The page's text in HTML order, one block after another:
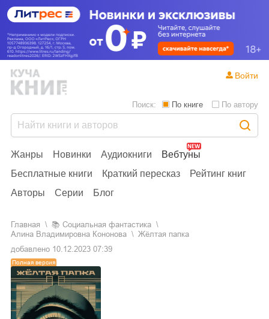
Жанры Новинки Аудиокниги
Вебтуны
Бесплатные книги
Краткий пересказ
Рейтинг книг
Авторы
Серии Блог
Поиск: По книге По автору
Войти
Главная 📚
социальная фантастика
Алина Владимировна Кононова
Жёлтая папка
добавлено 10.12.2023 07:39
Полная версия